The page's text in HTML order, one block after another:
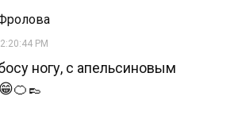
PM
ногу, с апельсиновым